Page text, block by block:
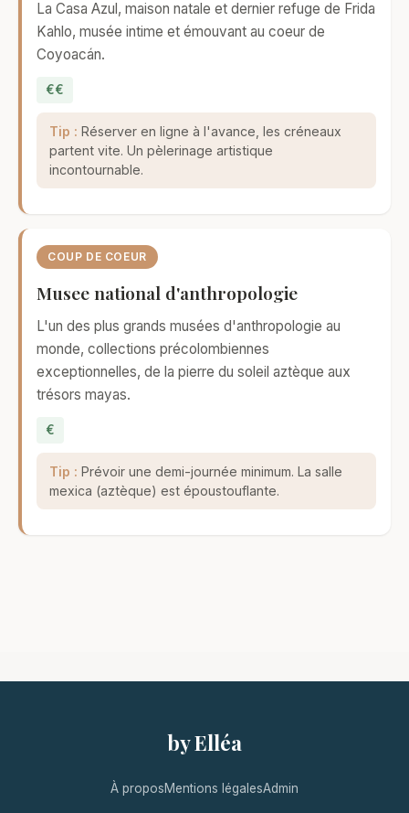
La Casa Azul, maison natale et dernier refuge de Frida
Kahlo, musée intime et émouvant au coeur de
Coyoacán.
€€
Tip : Réserver en ligne à l'avance, les créneaux
partent vite. Un pèlerinage artistique
incontournable.
COUP DE COEUR
Musee national d'anthropologie
L'un des plus grands musées d'anthropologie au
monde, collections précolombiennes
exceptionnelles, de la pierre du soleil aztèque aux
trésors mayas.
€
Tip : Prévoir une demi-journée minimum. La salle
mexica (aztèque) est époustouflante.
by Elléa
À proposMentions légalesAdmin